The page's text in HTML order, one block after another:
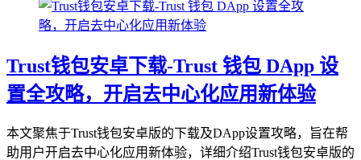
Trust钱包安卓下载-Trust 钱包 DApp 设
置全攻略，开启去中心化应用新体验
本文聚焦于Trust钱包安卓版的下载及DApp设置攻略，旨在帮
助用户开启去中心化应用新体验，详细介绍Trust钱包安卓版的